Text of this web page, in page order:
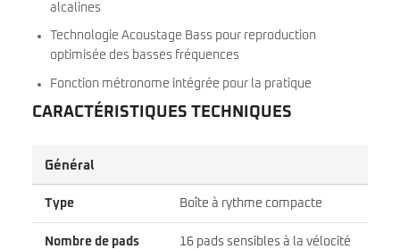
alcalines
Technologie Acoustage Bass pour reproduction
optimisée des basses fréquences
Fonction métronome intégrée pour la pratique
CARACTÉRISTIQUES TECHNIQUES
Général
Type Boîte à rythme compacte
Nombre de pads 16 pads sensibles à la vélocité